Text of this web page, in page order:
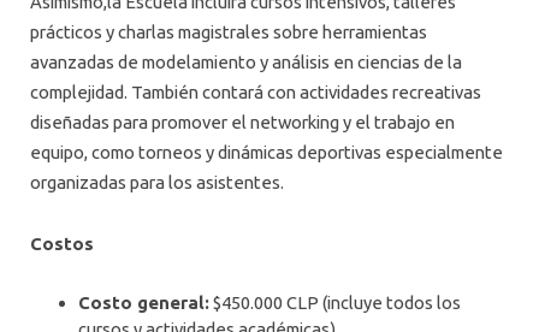
prácticos y charlas magistrales sobre herramientas
avanzadas de modelamiento y análisis en ciencias de la
complejidad. También contará con actividades recreativas
diseñadas para promover el networking y el trabajo en
equipo, como torneos y dinámicas deportivas especialmente
organizadas para los asistentes.
Costos
Costo general:$450.000 CLP (incluye todos los